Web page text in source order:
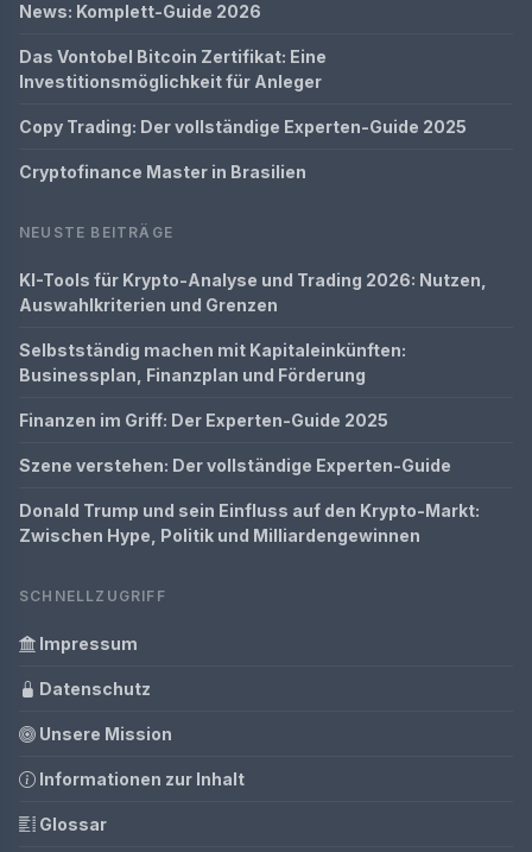
News: Komplett-Guide 2026
Das Vontobel Bitcoin Zertifikat: Eine
Investitionsmöglichkeit für Anleger
Copy Trading: Der vollständige Experten-Guide 2025
Cryptofinance Master in Brasilien
NEUSTE BEITRÄGE
KI-Tools für Krypto-Analyse und Trading 2026: Nutzen,
Auswahlkriterien und Grenzen
Selbstständig machen mit Kapitaleinkünften:
Businessplan, Finanzplan und Förderung
Finanzen im Griff: Der Experten-Guide 2025
Szene verstehen: Der vollständige Experten-Guide
Donald Trump und sein Einfluss auf den Krypto-Markt:
Zwischen Hype, Politik und Milliardengewinnen
SCHNELLZUGRIFF
Impressum
Datenschutz
Unsere Mission
Informationen zur Inhalt
Glossar